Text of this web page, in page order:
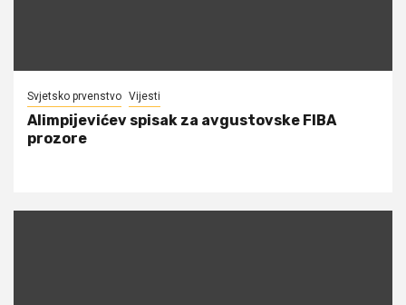
Svjetsko prvenstvo Vijesti
Alimpijevićev spisak za avgustovske FIBA
prozore